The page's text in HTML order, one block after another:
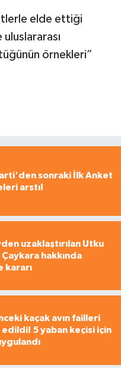
elde ettiği
uluslararası
örnekleri”
sonraki İlk Anket
arstı!
uzaklaştırılan Utku
hakkında
kararı
kaçak avın failleri
5 yaban keçisi için